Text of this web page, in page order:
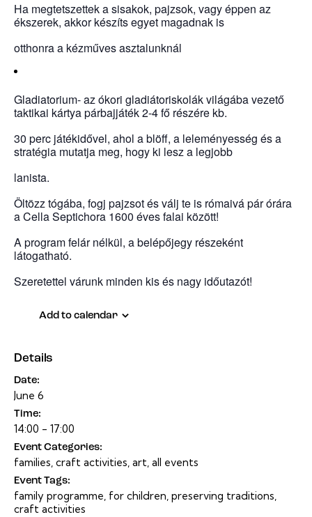
Ha megtetszettek a sisakok, pajzsok, vagy éppen az
ékszerek, akkor készíts egyet magadnak is
otthonra a kézműves asztalunknál
Gladiatorium- az ókori gladiátoriskolák világába vezető
taktikai kártya párbajjáték 2-4 fő részére kb.
30 perc játékidővel, ahol a blöff, a leleményesség és a
stratégia mutatja meg, hogy ki lesz a legjobb
lanista.
Öltözz tógába, fogj pajzsot és válj te is rómaivá pár órára
a Cella Septichora 1600 éves falai között!
A program felár nélkül, a belépőjegy részeként
látogatható.
Szeretettel várunk minden kis és nagy időutazót!
Add to calendar
Details
Date:
June 6
Time:
14:00 - 17:00
Event Categories:
families, craft activities, art, all events
Event Tags:
family programme, for children, preserving traditions,
craft activities